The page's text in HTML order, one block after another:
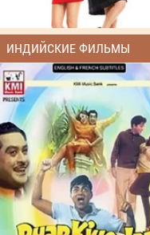
ИНДИЙСКИЕ ФИЛЬМЫ